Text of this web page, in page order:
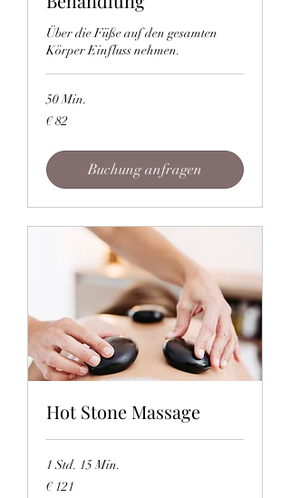
Über die Füße auf den gesamten
Körper Einfluss nehmen.
50 Min.
82
Euro
€ 82
Buchung anfragen
Hot Stone Massage
1 Std. 15 Min.
121
Euro
€ 121